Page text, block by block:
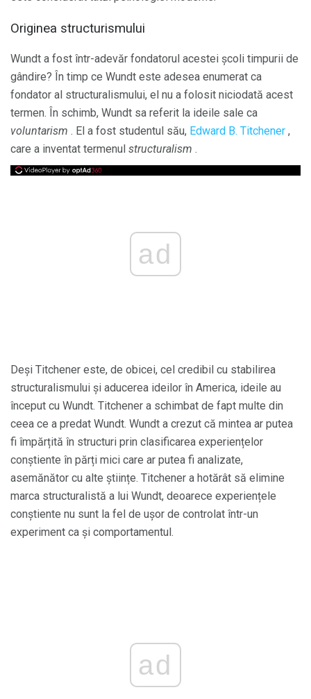
Originea structurismului
Wundt a fost într-adevăr fondatorul acestei școli timpurii de
gândire? În timp ce Wundt este adesea enumerat ca
fondator al structuralismului, el nu a folosit niciodată acest
termen. În schimb, Wundt sa referit la ideile sale ca
voluntarism . El a fost studentul său, Edward B. Titchener ,
care a inventat termenul structuralism .
ad
Deși Titchener este, de obicei, cel credibil cu stabilirea
structuralismului și aducerea ideilor în America, ideile au
început cu Wundt. Titchener a schimbat de fapt multe din
ceea ce a predat Wundt. Wundt a crezut că mintea ar putea
fi împărțită în structuri prin clasificarea experiențelor
conștiente în părți mici care ar putea fi analizate,
asemănător cu alte științe. Titchener a hotărât să elimine
marca structuralistă a lui Wundt, deoarece experiențele
conștiente nu sunt la fel de ușor de controlat într-un
experiment ca și comportamentul.
ad